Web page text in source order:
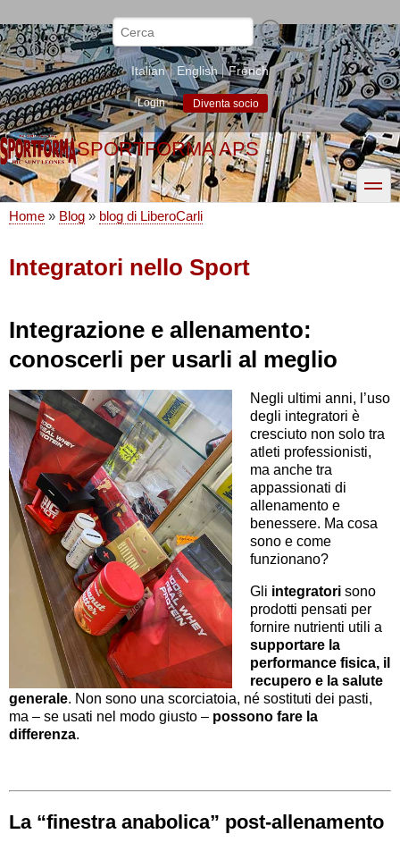
al
contenuto
principale
Cerca
Italian English French
Login Diventa socio
SPORTFORMA APS
toggle
di
pane
Home Blog blog di LiberoCarli
Integratori nello Sport
Integrazione e allenamento:
conoscerli per usarli al meglio
Negli ultimi anni, l’uso
degli integratori è
cresciuto non solo tra
atleti professionisti,
ma anche tra
appassionati di
allenamento e
benessere. Ma cosa
sono e come
funzionano?
Gli integratori sono
prodotti pensati per
fornire nutrienti utili a
supportare la
performance fisica, il
recupero e la salute
generale. Non sono una scorciatoia, né sostituti dei pasti,
ma – se usati nel modo giusto – possono fare la
differenza.
La “finestra anabolica” post-allenamento